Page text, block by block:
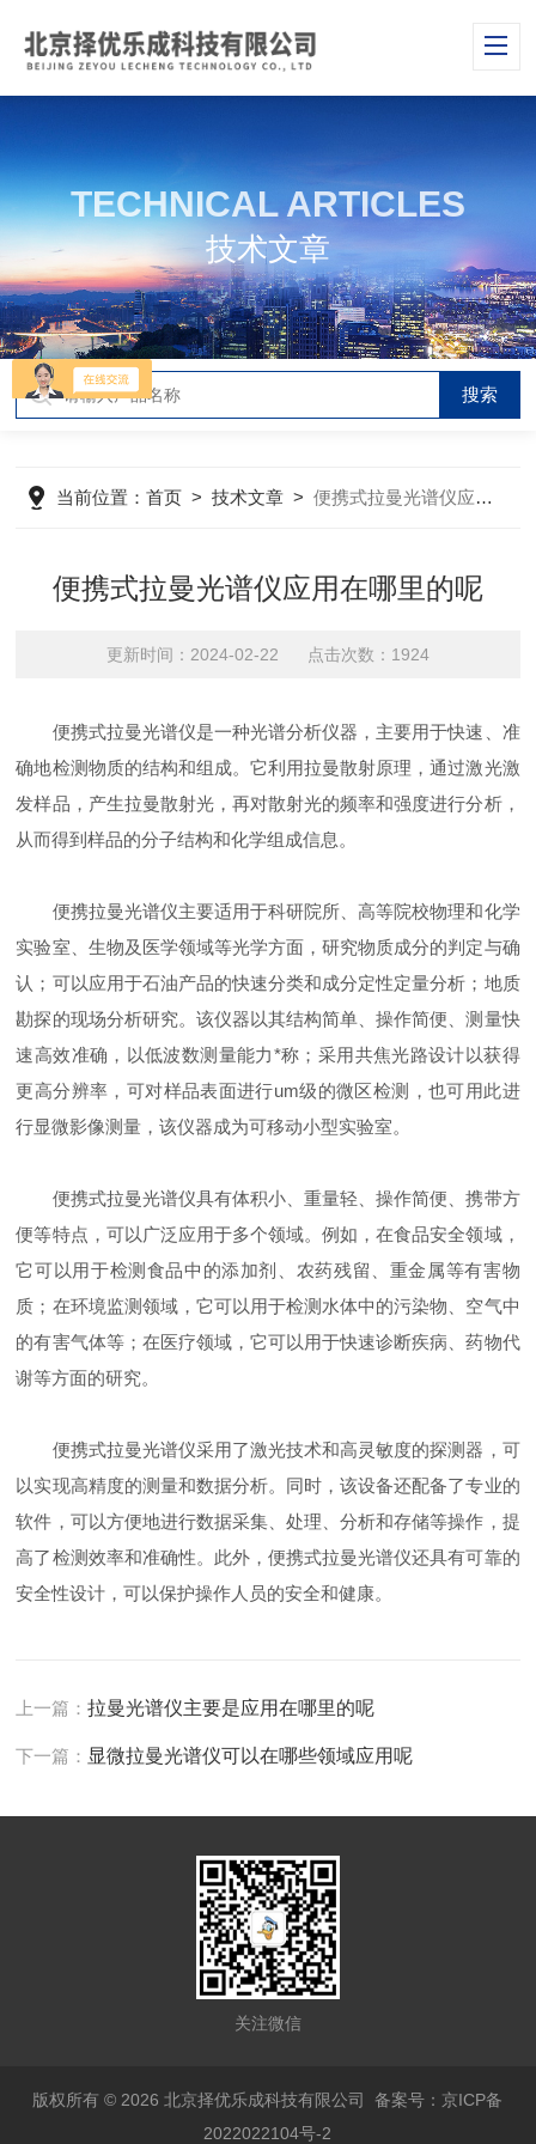
TECHNICAL ARTICLES
技术文章
当前位置：首页 >技术文章 >便携式拉曼光谱仪应用在哪里的呢
便携式拉曼光谱仪应用在哪里的呢
更新时间：2024-02-22 点击次数：1924
便携式拉曼光谱仪是一种光谱分析仪器，主要用于快速、准
确地检测物质的结构和组成。它利用拉曼散射原理，通过激光激
发样品，产生拉曼散射光，再对散射光的频率和强度进行分析，
从而得到样品的分子结构和化学组成信息。
便携拉曼光谱仪主要适用于科研院所、高等院校物理和化学
实验室、生物及医学领域等光学方面，研究物质成分的判定与确
认；可以应用于石油产品的快速分类和成分定性定量分析；地质
勘探的现场分析研究。该仪器以其结构简单、操作简便、测量快
速高效准确，以低波数测量能力*称；采用共焦光路设计以获得
更高分辨率，可对样品表面进行um级的微区检测，也可用此进
行显微影像测量，该仪器成为可移动小型实验室。
便携式拉曼光谱仪具有体积小、重量轻、操作简便、携带方
便等特点，可以广泛应用于多个领域。例如，在食品安全领域，
它可以用于检测食品中的添加剂、农药残留、重金属等有害物
质；在环境监测领域，它可以用于检测水体中的污染物、空气中
的有害气体等；在医疗领域，它可以用于快速诊断疾病、药物代
谢等方面的研究。
便携式拉曼光谱仪采用了激光技术和高灵敏度的探测器，可
以实现高精度的测量和数据分析。同时，该设备还配备了专业的
软件，可以方便地进行数据采集、处理、分析和存储等操作，提
高了检测效率和准确性。此外，便携式拉曼光谱仪还具有可靠的
安全性设计，可以保护操作人员的安全和健康。
上一篇：拉曼光谱仪主要是应用在哪里的呢
下一篇： 显微拉曼光谱仪可以在哪些领域应用呢
关注微信
版权所有 © 2026 北京择优乐成科技有限公司备案号：京ICP备
2022022104号-2